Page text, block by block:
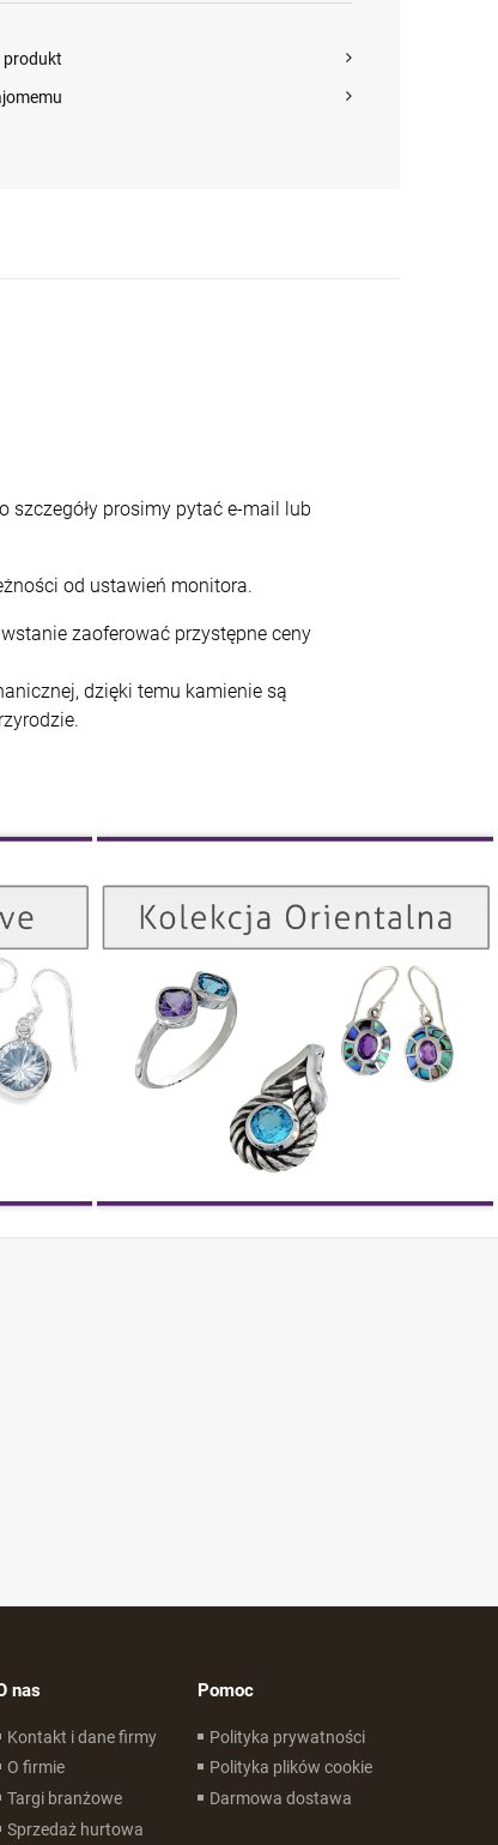
produkt
szczegóły prosimy pytać e-mail lub
od ustawień monitora.
zaoferować przystępne ceny
dzięki temu kamienie są
Kolekcja Concave
ZOBACZ
Kolekcja Orientalna
ZOBACZ
nas
Kontakt i dane firmy
O firmie
Targi branżowe
Sprzedaż hurtowa
Pomoc
Polityka prywatności
Polityka plików cookie
Darmowa dostawa